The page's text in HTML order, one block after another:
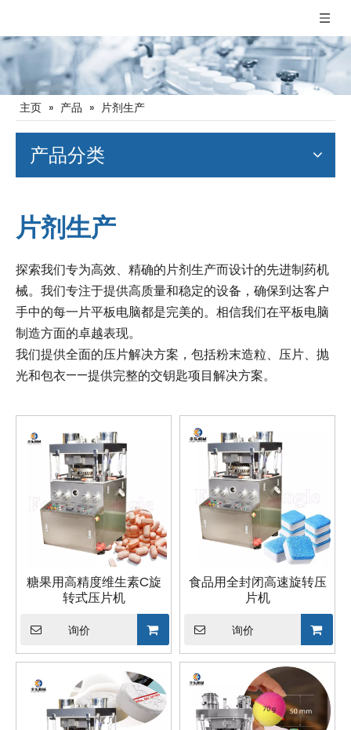
主页 » 产品 » 片剂生产
产品分类
片剂生产
探索我们专为高效、精确的片剂生产而设计的先进制药机
械。我们专注于提供高质量和稳定的设备，确保到达客户
手中的每一片平板电脑都是完美的。相信我们在平板电脑
制造方面的卓越表现。
我们提供全面的压片解决方案，包括粉末造粒、压片、抛
光和包衣——提供完整的交钥匙项目解决方案。
糖果用高精度维生素C旋
转式压片机
询价
食品用全封闭高速旋转压
片机
询价